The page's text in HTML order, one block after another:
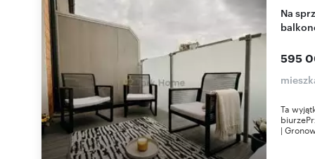
Na sprzedaż nowoczesne 3 sypialnie z tarasem i
595
Ta
|